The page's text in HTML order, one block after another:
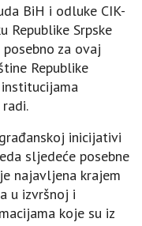
BiH i odluke CIK-
Republike Srpske
za ovaj
Republike
inicijativi
sljedeće posebne
najavljena krajem
u izvršnoj i
koje su iz